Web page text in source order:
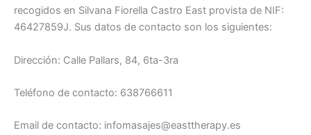
recogidos en Silvana Fiorella Castro East provista de NIF:
46427859J. Sus datos de contacto son los siguientes:
Dirección: Calle Pallars, 84, 6ta-3ra
Teléfono de contacto: 638766611
Email de contacto: infomasajes@easttherapy.es